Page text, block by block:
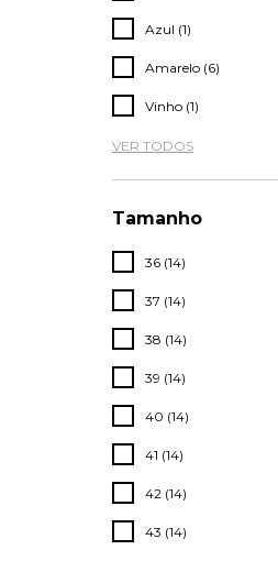
Azul (1)
Amarelo (6)
Vinho (1)
VER TODOS
Tamanho
36 (14)
37 (14)
38 (14)
39 (14)
40 (14)
41 (14)
42 (14)
43 (14)